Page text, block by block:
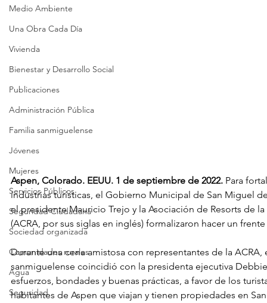
Medio Ambiente
Una Obra Cada Día
Vivienda
Bienestar y Desarrollo Social
Publicaciones
Administración Pública
Familia sanmiguelense
Jóvenes
Mujeres
Servicios Públicos
Seguridad Ciudadana
Sociedad organizada
Comunidades rurales
Agua
Seguridad
Aspen, Colorado. EEUU. 1 de septiembre de 2022. Para
industrias turísticas, el Gobierno Municipal de San Miguel
el presidente Mauricio Trejo y la Asociación de Resorts de
(ACRA, por sus siglas en inglés) formalizaron hacer un
Durante una cena amistosa con representantes de la
sanmiguelense coincidió con la presidenta ejecutiva
esfuerzos, bondades y buenas prácticas, a favor de los
habitantes de Aspen que viajan y tienen propiedades en